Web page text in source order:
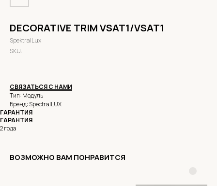
DECORATIVE TRIM VSAT1/VSAT1
SpektralLux
SKU:
СВЯЗАТЬСЯ С НАМИ
Тип: Модуль
Бренд: SpectralLUX
ГАРАНТИЯ
ГАРАНТИЯ
2 года
ВОЗМОЖНО ВАМ ПОНРАВИТСЯ